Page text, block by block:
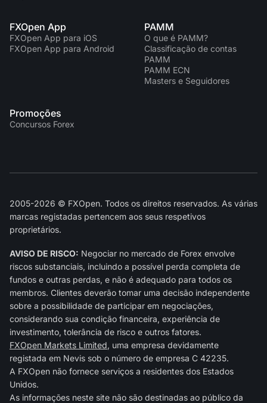
FXOpen App
FXOpen App para iOS
FXOpen App para Android
PAMM
O que é PAMM?
Classificação de contas
PAMM
PAMM ECN
Masters e Seguidores
Promoções
Concursos Forex
2005-2026 © FXOpen. Todos os direitos reservados. As várias
marcas registadas pertencem aos seus respetivos
proprietários.
AVISO DE RISCO: Negociar no mercado de Forex envolve
riscos substanciais, incluindo a possível perda completa de
fundos e outras perdas, e não é adequado para todos os
membros. Clientes deverão tomar uma decisão independente
sobre a possibilidade de participar em negociações,
considerando sua condição financeira, experiência de
investimento, tolerância de risco e outros fatores.
FXOpen Markets Limited, uma empresa devidamente
registada em Nevis sob o número de empresa C 42235.
A FXOpen não fornece serviços a residentes dos Estados
Unidos.
As informações neste site não são destinadas ao público da